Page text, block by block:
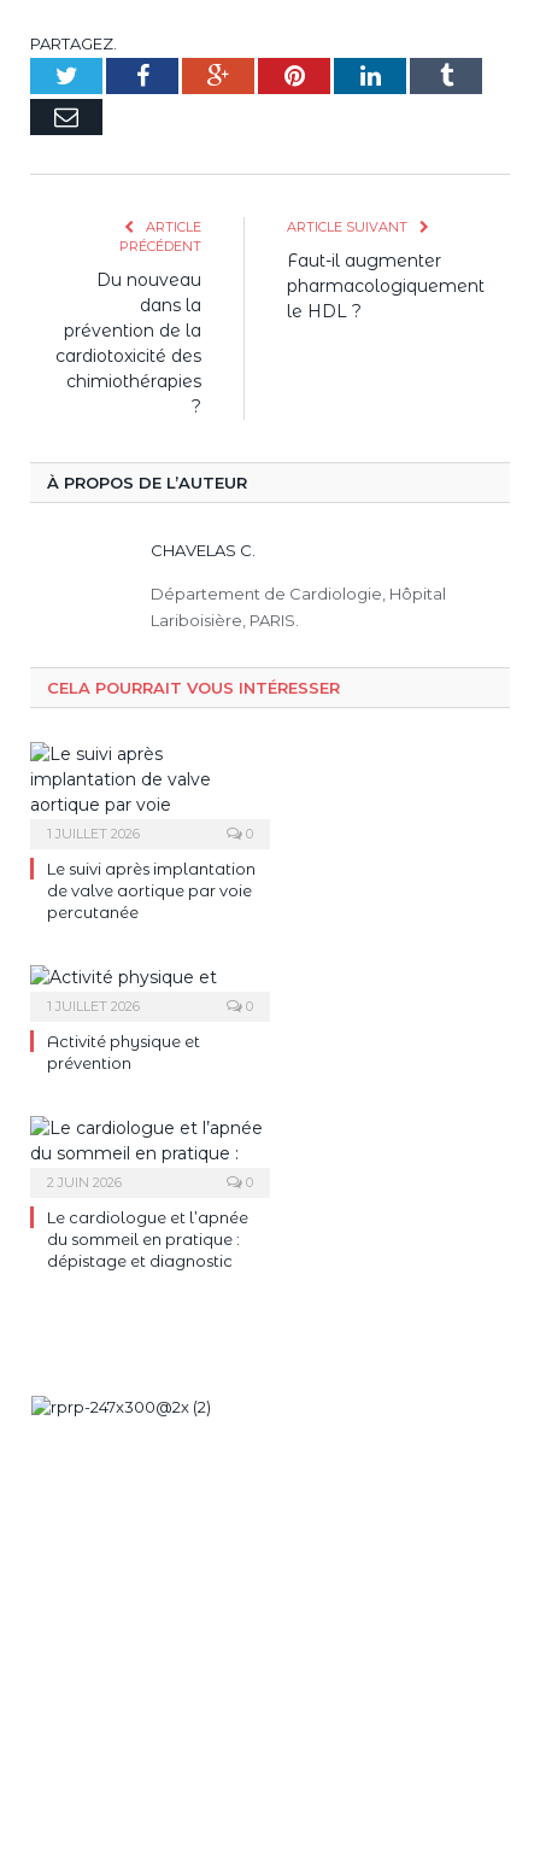
PARTAGEZ.
TwitterFacebookGoogle+PinterestLinkedInTumblr
E-
ARTICLE
PRÉCÉDENT
Du nouveau
dans la
prévention de la
cardiotoxicité des
chimiothérapies
?
ARTICLE SUIVANT
Faut-il augmenter
pharmacologiquement
le HDL ?
À PROPOS DE L’AUTEUR
CHAVELAS C.
Département de Cardiologie, Hôpital
Lariboisière, PARIS.
CELA POURRAIT VOUS INTÉRESSER
1 JUILLET 2026 0
Le suivi après implantation
de valve aortique par voie
percutanée
1 JUILLET 2026 0
Activité physique et
prévention
2 JUIN 2026 0
Le cardiologue et l’apnée
du sommeil en pratique :
dépistage et diagnostic